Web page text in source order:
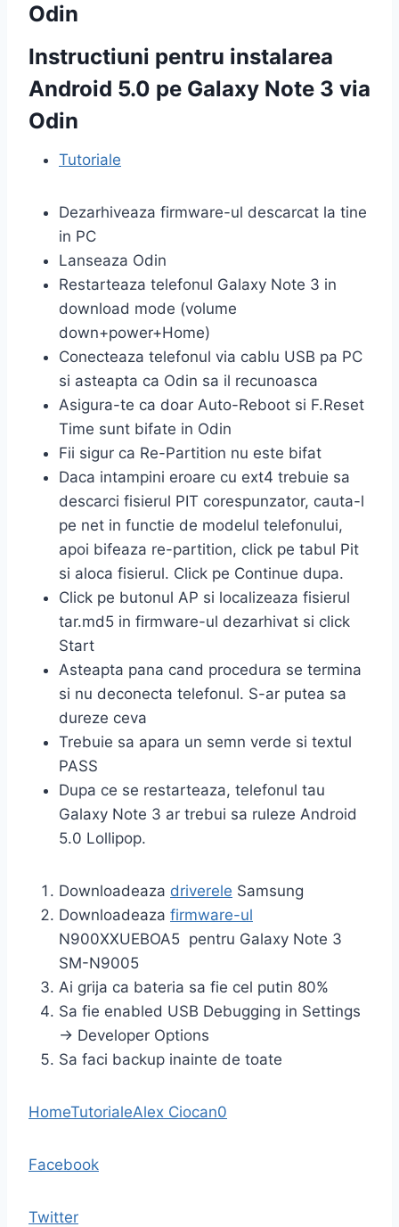
Odin
Instructiuni pentru instalarea
Android 5.0 pe Galaxy Note 3 via
Odin
Tutoriale
Dezarhiveaza firmware-ul descarcat la tine
in PC
Lanseaza Odin
Restarteaza telefonul Galaxy Note 3 in
download mode (volume
down+power+Home)
Conecteaza telefonul via cablu USB pa PC
si asteapta ca Odin sa il recunoasca
Asigura-te ca doar Auto-Reboot si F.Reset
Time sunt bifate in Odin
Fii sigur ca Re-Partition nu este bifat
Daca intampini eroare cu ext4 trebuie sa
descarci fisierul PIT corespunzator, cauta-l
pe net in functie de modelul telefonului,
apoi bifeaza re-partition, click pe tabul Pit
si aloca fisierul. Click pe Continue dupa.
Click pe butonul AP si localizeaza fisierul
tar.md5 in firmware-ul dezarhivat si click
Start
Asteapta pana cand procedura se termina
si nu deconecta telefonul. S-ar putea sa
dureze ceva
Trebuie sa apara un semn verde si textul
PASS
Dupa ce se restarteaza, telefonul tau
Galaxy Note 3 ar trebui sa ruleze Android
5.0 Lollipop.
Downloadeaza driverele Samsung
Downloadeaza firmware-ul
N900XXUEBOA5 pentru Galaxy Note 3
SM-N9005
Ai grija ca bateria sa fie cel putin 80%
Sa fie enabled USB Debugging in Settings
-> Developer Options
Sa faci backup inainte de toate
HomeTutorialeAlex Ciocan0
Facebook
Twitter